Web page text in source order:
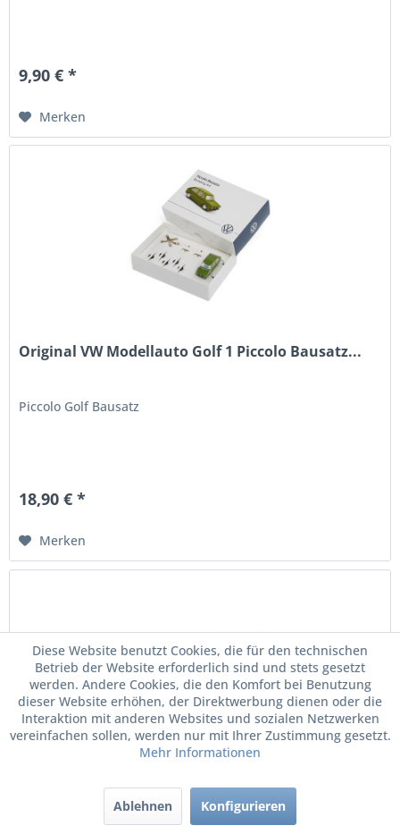
9,90 € *
Merken
Original VW Modellauto Golf 1 Piccolo Bausatz...
Piccolo Golf Bausatz
18,90 € *
Merken
Diese Website benutzt Cookies, die für den technischen
Betrieb der Website erforderlich sind und stets gesetzt
werden. Andere Cookies, die den Komfort bei Benutzung
dieser Website erhöhen, der Direktwerbung dienen oder die
Interaktion mit anderen Websites und sozialen Netzwerken
vereinfachen sollen, werden nur mit Ihrer Zustimmung gesetzt.
Mehr Informationen
Ablehnen Konfigurieren